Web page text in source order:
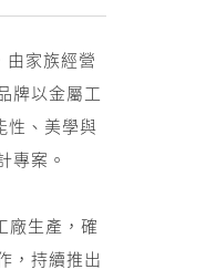
家族經營
牌以金屬工
性、美學與
專案。
廠生產，確
，持續推出